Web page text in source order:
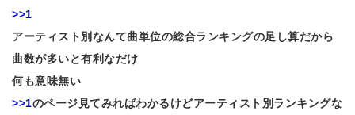
>>1
アーティスト別なんて曲単位の総合ランキングの足し算だから
曲数が多いと有利なだけ
何も意味無い
>>1のページ見てみればわかるけどアーティスト別ランキングな